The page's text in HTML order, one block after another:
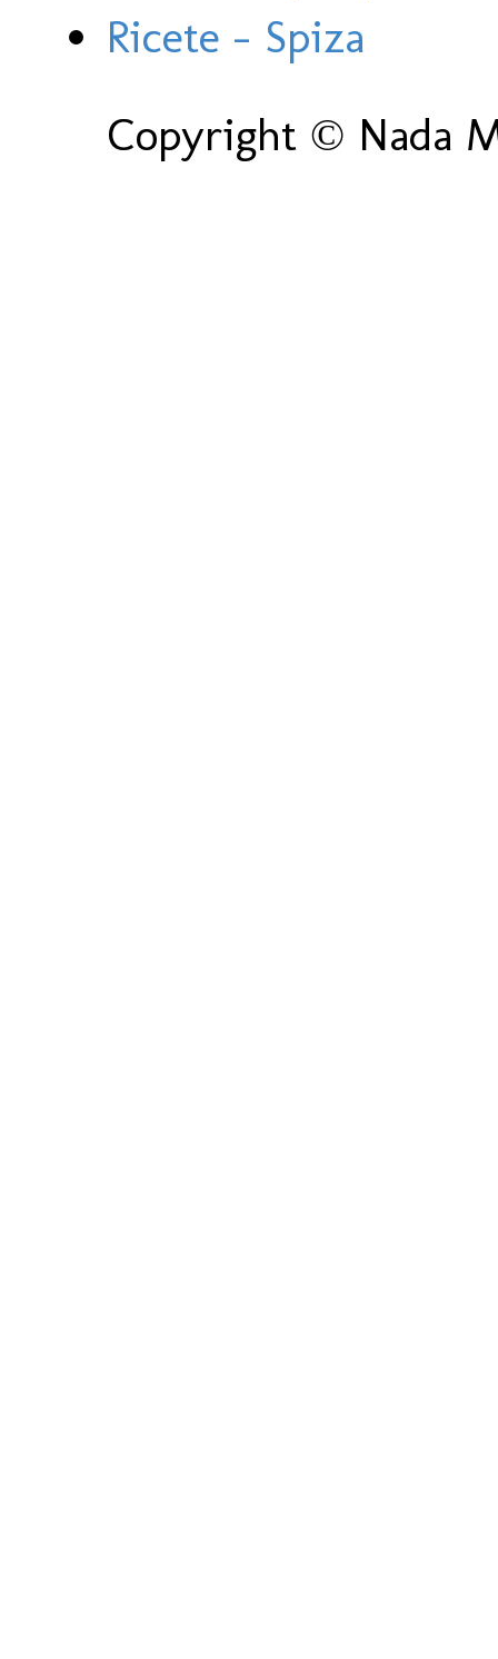
Ricete - Spiza
Copyright © Nada